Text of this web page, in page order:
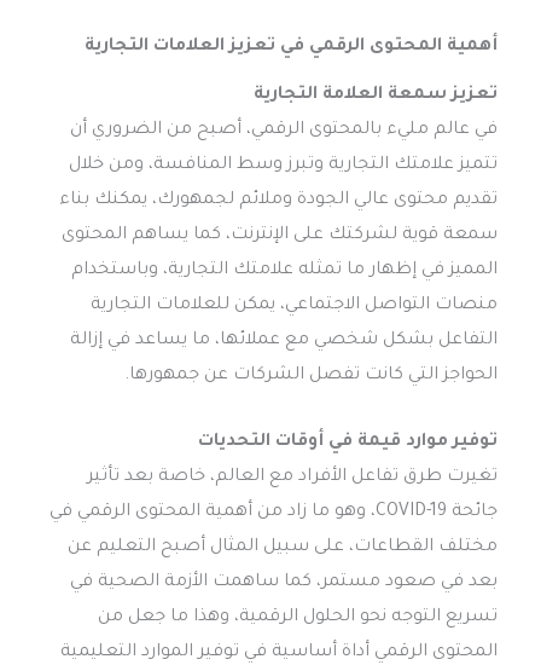
أهمية المحتوى الرقمي في تعزيز العلامات التجارية
تعزيز سمعة العلامة التجارية
في عالم مليء بالمحتوى الرقمي، أصبح من الضروري أن
تتميز علامتك التجارية وتبرز وسط المنافسة، ومن خلال
تقديم محتوى عالي الجودة وملائم لجمهورك، يمكنك بناء
سمعة قوية لشركتك على الإنترنت، كما يساهم المحتوى
المميز في إظهار ما تمثله علامتك التجارية، وباستخدام
منصات التواصل الاجتماعي، يمكن للعلامات التجارية
التفاعل بشكل شخصي مع عملائها، ما يساعد في إزالة
الحواجز التي كانت تفصل الشركات عن جمهورها.
توفير موارد قيمة في أوقات التحديات
تغيرت طرق تفاعل الأفراد مع العالم، خاصة بعد تأثير
جائحة COVID-19، وهو ما زاد من أهمية المحتوى الرقمي في
مختلف القطاعات، على سبيل المثال أصبح التعليم عن
بعد في صعود مستمر، كما ساهمت الأزمة الصحية في
تسريع التوجه نحو الحلول الرقمية، وهذا ما جعل من
المحتوى الرقمي أداة أساسية في توفير الموارد التعليمية